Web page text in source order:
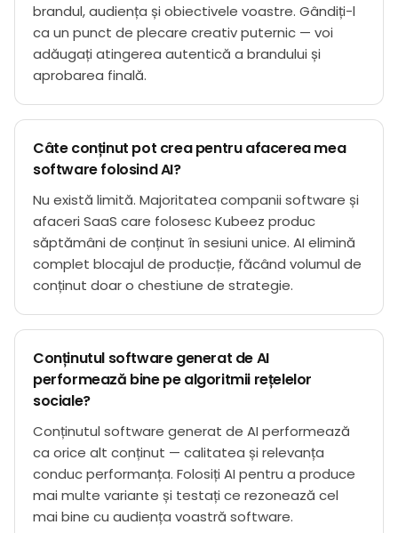
brandul, audiența și obiectivele voastre. Gândiți-l
ca un punct de plecare creativ puternic — voi
adăugați atingerea autentică a brandului și
aprobarea finală.
Câte conținut pot crea pentru afacerea mea
software folosind AI?
Nu există limită. Majoritatea companii software și
afaceri SaaS care folosesc Kubeez produc
săptămâni de conținut în sesiuni unice. AI elimină
complet blocajul de producție, făcând volumul de
conținut doar o chestiune de strategie.
Conținutul software generat de AI
performează bine pe algoritmii rețelelor
sociale?
Conținutul software generat de AI performează
ca orice alt conținut — calitatea și relevanța
conduc performanța. Folosiți AI pentru a produce
mai multe variante și testați ce rezonează cel
mai bine cu audiența voastră software.